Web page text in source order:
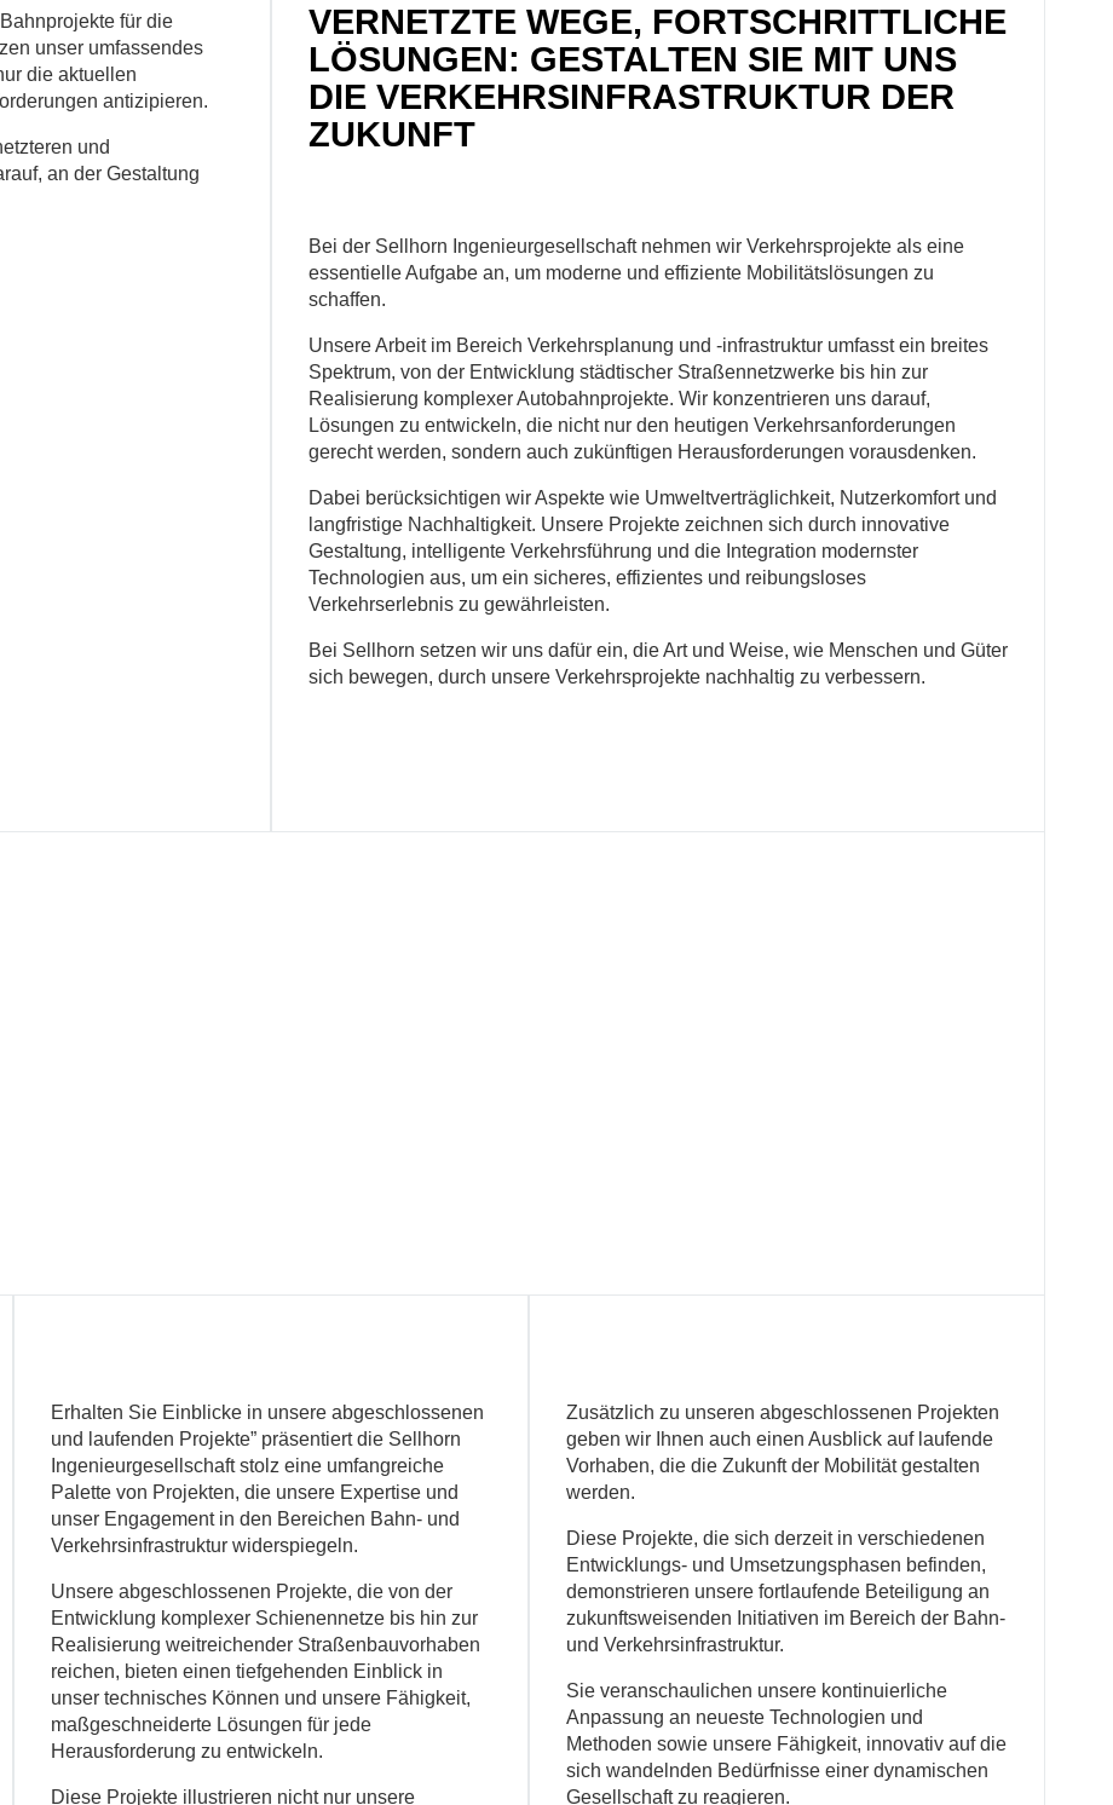
für die
unser umfassendes
die aktuellen
antizipieren.
und
an der Gestaltung
VERNETZTE WEGE, FORTSCHRITTLICHE
LÖSUNGEN: GESTALTEN SIE MIT UNS
DIE VERKEHRSINFRASTRUKTUR DER
ZUKUNFT
Bei der Sellhorn Ingenieurgesellschaft nehmen wir Verkehrsprojekte als eine
essentielle Aufgabe an, um moderne und effiziente Mobilitätslösungen zu
schaffen.
Unsere Arbeit im Bereich Verkehrsplanung und -infrastruktur umfasst ein breites
Spektrum, von der Entwicklung städtischer Straßennetzwerke bis hin zur
Realisierung komplexer Autobahnprojekte. Wir konzentrieren uns darauf,
Lösungen zu entwickeln, die nicht nur den heutigen Verkehrsanforderungen
gerecht werden, sondern auch zukünftigen Herausforderungen vorausdenken.
Dabei berücksichtigen wir Aspekte wie Umweltverträglichkeit, Nutzerkomfort und
langfristige Nachhaltigkeit. Unsere Projekte zeichnen sich durch innovative
Gestaltung, intelligente Verkehrsführung und die Integration modernster
Technologien aus, um ein sicheres, effizientes und reibungsloses
Verkehrserlebnis zu gewährleisten.
Bei Sellhorn setzen wir uns dafür ein, die Art und Weise, wie Menschen und Güter
sich bewegen, durch unsere Verkehrsprojekte nachhaltig zu verbessern.
Erhalten Sie Einblicke in unsere abgeschlossenen
und laufenden Projekte” präsentiert die Sellhorn
Ingenieurgesellschaft stolz eine umfangreiche
Palette von Projekten, die unsere Expertise und
unser Engagement in den Bereichen Bahn- und
Verkehrsinfrastruktur widerspiegeln.
Unsere abgeschlossenen Projekte, die von der
Entwicklung komplexer Schienennetze bis hin zur
Realisierung weitreichender Straßenbauvorhaben
reichen, bieten einen tiefgehenden Einblick in
unser technisches Können und unsere Fähigkeit,
maßgeschneiderte Lösungen für jede
Herausforderung zu entwickeln.
Diese Projekte illustrieren nicht nur unsere
Zusätzlich zu unseren abgeschlossenen Projekten
geben wir Ihnen auch einen Ausblick auf laufende
Vorhaben, die die Zukunft der Mobilität gestalten
werden.
Diese Projekte, die sich derzeit in verschiedenen
Entwicklungs- und Umsetzungsphasen befinden,
demonstrieren unsere fortlaufende Beteiligung an
zukunftsweisenden Initiativen im Bereich der Bahn-
und Verkehrsinfrastruktur.
Sie veranschaulichen unsere kontinuierliche
Anpassung an neueste Technologien und
Methoden sowie unsere Fähigkeit, innovativ auf die
sich wandelnden Bedürfnisse einer dynamischen
Gesellschaft zu reagieren.